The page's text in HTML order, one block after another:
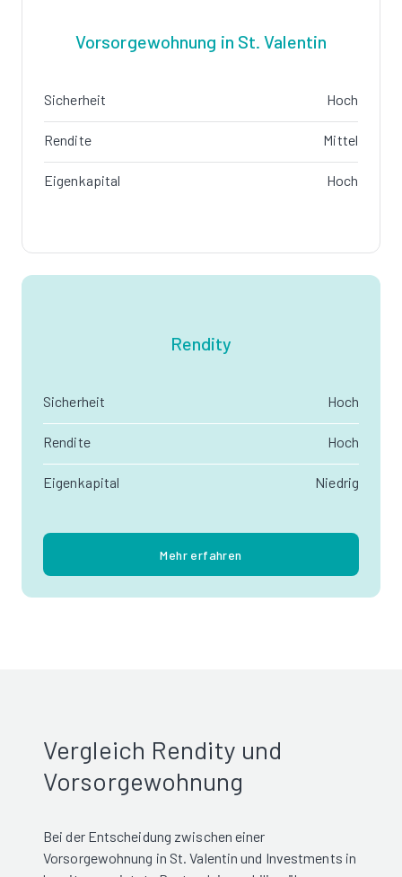
Vorsorgewohnung in St. Valentin
Sicherheit Hoch
Rendite Mittel
Eigenkapital Hoch
Rendity
Sicherheit Hoch
Rendite Hoch
Eigenkapital Niedrig
Mehr erfahren
Vergleich Rendity und
Vorsorgewohnung
Bei der Entscheidung zwischen einer
Vorsorgewohnung in St. Valentin und Investments in